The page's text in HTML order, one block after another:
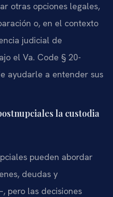
otras opciones legales,
o, en el contexto
judicial de
el Va. Code § 20-
ayudarle a entender sus
la custodia
pueden abordar
deudas y
pero las decisiones